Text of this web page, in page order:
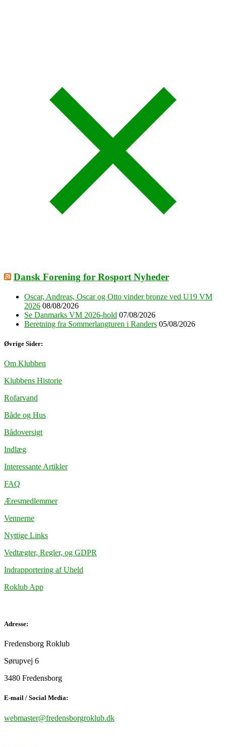
Dansk Forening for Rosport Nyheder
Oscar, Andreas, Oscar og Otto vinder bronze ved U19 VM
2026 08/08/2026
Se Danmarks VM 2026-hold 07/08/2026
Beretning fra Sommerlangturen i Randers 05/08/2026
Øvrige Sider:
Om Klubben
Klubbens Historie
Rofarvand
Både og Hus
Bådoversigt
Indlæg
Interessante Artikler
FAQ
Æresmedlemmer
Vennerne
Nyttige Links
Vedtægter, Regler, og GDPR
Indrapportering af Uheld
Roklub App
Adresse:
Fredensborg Roklub
Sørupvej 6
3480 Fredensborg
E-mail / Social Media:
webmaster@fredensborgroklub.dk